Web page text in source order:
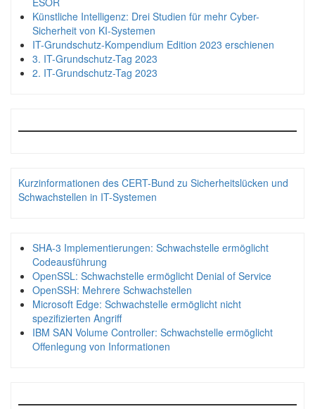
Künstliche Intelligenz: Drei Studien für mehr Cyber-
Sicherheit von KI-Systemen
IT-Grundschutz-Kompendium Edition 2023 erschienen
3. IT-Grundschutz-Tag 2023
2. IT-Grundschutz-Tag 2023
Kurzinformationen des CERT-Bund zu Sicherheitslücken und
Schwachstellen in IT-Systemen
SHA-3 Implementierungen: Schwachstelle ermöglicht
Codeausführung
OpenSSL: Schwachstelle ermöglicht Denial of Service
OpenSSH: Mehrere Schwachstellen
Microsoft Edge: Schwachstelle ermöglicht nicht
spezifizierten Angriff
IBM SAN Volume Controller: Schwachstelle ermöglicht
Offenlegung von Informationen